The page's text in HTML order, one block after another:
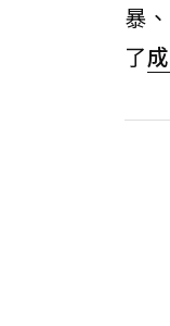
暴
了